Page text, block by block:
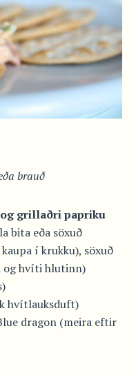
brauð
og grillaðri papriku
bita eða söxuð
í krukku), söxuð
og hvíti hlutinn)
hvítlauksduft)
dragon (meira eftir